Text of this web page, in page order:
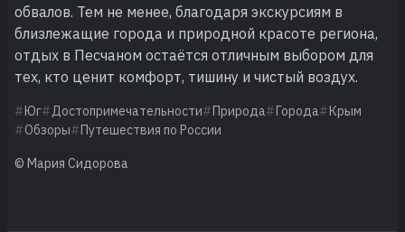
обвалов. Тем не менее, благодаря экскурсиям в
близлежащие города и природной красоте региона,
отдых в Песчаном остаётся отличным выбором для
тех, кто ценит комфорт, тишину и чистый воздух.
Юг Достопримечательности Природа Города
Крым
Обзоры
Путешествия по России
© Мария Сидорова